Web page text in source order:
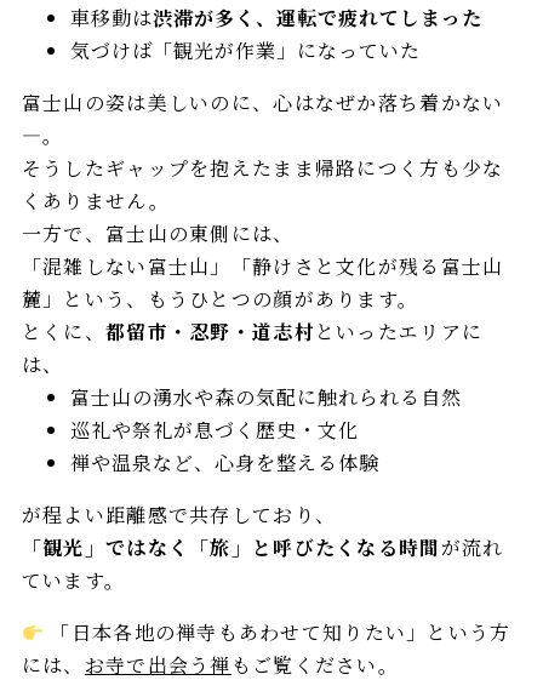
車移動は渋滞が多く、運転で疲れてしまった
気づけば「観光が作業」になっていた
富士山の姿は美しいのに、心はなぜか落ち着かない
—。
そうしたギャップを抱えたまま帰路につく方も少な
くありません。
一方で、富士山の東側には、
「混雑しない富士山」「静けさと文化が残る富士山
麓」という、もうひとつの顔があります。
とくに、都留市・忍野・道志村といったエリアに
は、
富士山の湧水や森の気配に触れられる自然
巡礼や祭礼が息づく歴史・文化
禅や温泉など、心身を整える体験
が程よい距離感で共存しており、
「観光」ではなく「旅」と呼びたくなる時間が流れ
ています。
「日本各地の禅寺もあわせて知りたい」という方
には、 お寺で出会う禅 もご覧ください。